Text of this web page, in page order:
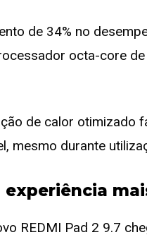
de 34% no
octa-core
de calor otimizado
mesmo durante
REDMI Pad 2 9.7